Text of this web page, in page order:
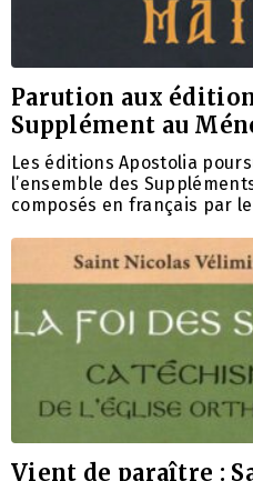
Parution aux
Supplément au
Les éditions Apostolia
l’ensemble des
composés en français par
Vient de paraître :